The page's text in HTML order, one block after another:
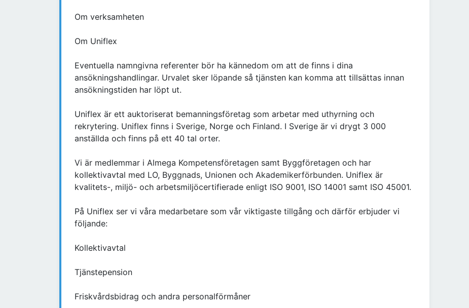
Om verksamheten
Om Uniflex
Eventuella namngivna referenter bör ha kännedom om att de finns i dina
ansökningshandlingar. Urvalet sker löpande så tjänsten kan komma att tillsättas innan
ansökningstiden har löpt ut.
Uniflex är ett auktoriserat bemanningsföretag som arbetar med uthyrning och
rekrytering. Uniflex finns i Sverige, Norge och Finland. I Sverige är vi drygt 3 000
anställda och finns på ett 40 tal orter.
Vi är medlemmar i Almega Kompetensföretagen samt Byggföretagen och har
kollektivavtal med LO, Byggnads, Unionen och Akademikerförbunden. Uniflex är
kvalitets-, miljö- och arbetsmiljöcertifierade enligt ISO 9001, ISO 14001 samt ISO 45001.
På Uniflex ser vi våra medarbetare som vår viktigaste tillgång och därför erbjuder vi
följande:
Kollektivavtal
Tjänstepension
Friskvårdsbidrag och andra personalförmåner